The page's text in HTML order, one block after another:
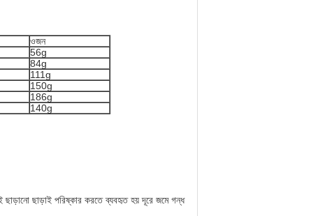
ওজন
56g
84g
111g
150g
186g
140g
ছাড়ানো ছাড়াই পরিষ্কার করতে ব্যবহৃত হয়দূরে জমে গন্ধ